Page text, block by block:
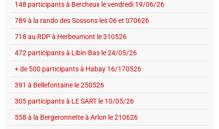
148 participants à Bercheux le vendredi 19/06/26
789 à la rando des Sossons les 06 et 070626
718 au RDP à Herbeumont le 310526
472 participants à Libin-Bas le 24/05/26
+ de 500 participants à Habay 16/170526
391 à Bellefontaine le 250526
305 participants à LE SART le 10/05/26
558 à la Bergeronnette à Arlon le 210626